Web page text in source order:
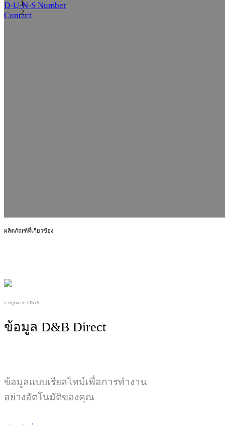
D-U-N-S Number
Contact
ผลิตภัณฑ์ที่เกี่ยวข้อง
การบูรณาการ DaaS
ข้อมูล D&B Direct
ข้อมูลแบบเรียลไทม์เพื่อการทำงาน
อย่างอัตโนมัติของคุณ